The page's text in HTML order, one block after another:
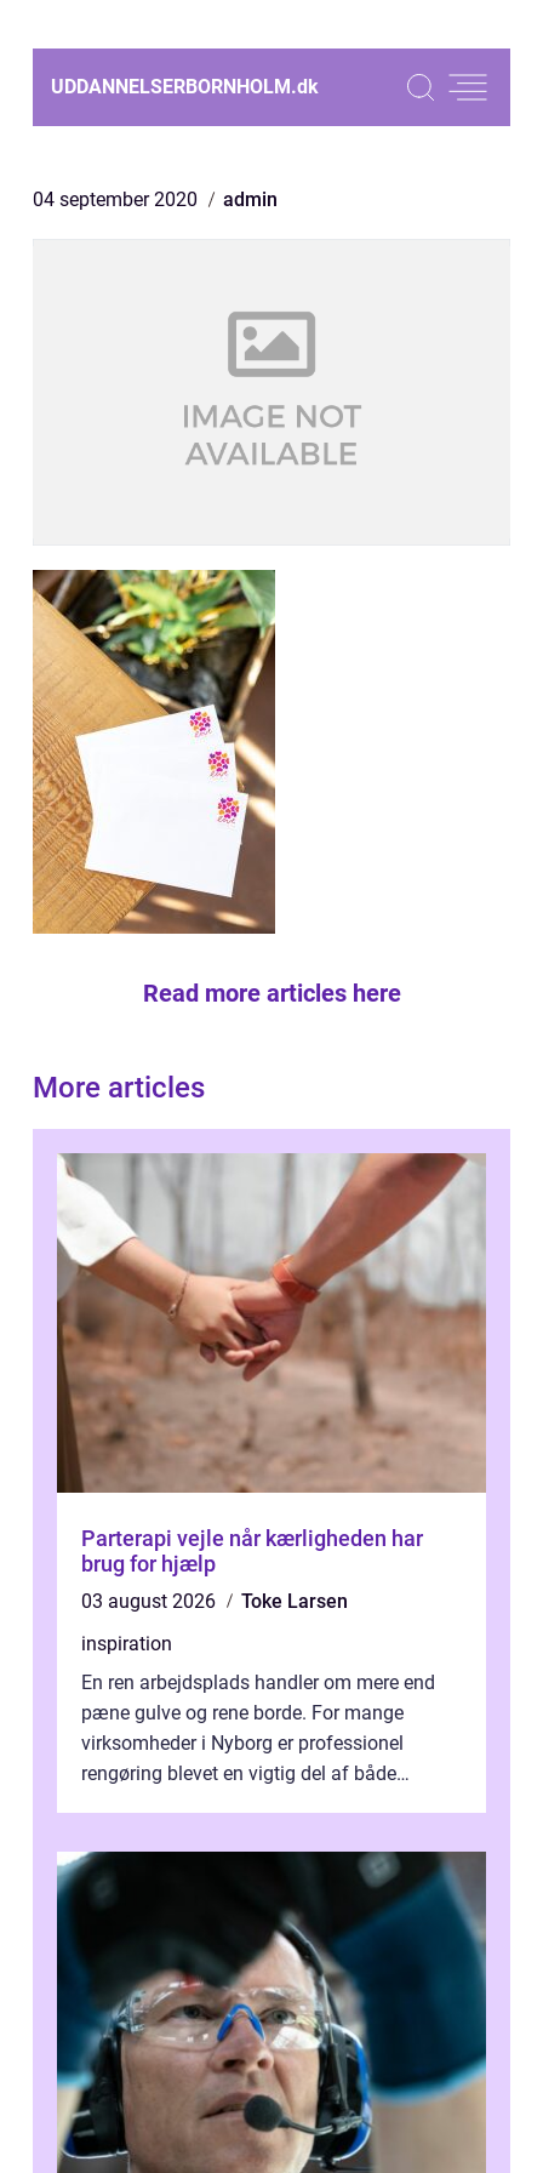
UDDANNELSERBORNHOLM.dk
04 september 2020 admin
Read more articles here
More articles
Parterapi vejle når kærligheden har
brug for hjælp
03 august 2026
Toke Larsen
inspiration
En ren arbejdsplads handler om mere end
pæne gulve og rene borde. For mange
virksomheder i Nyborg er professionel
rengøring blevet en vigtig del af både